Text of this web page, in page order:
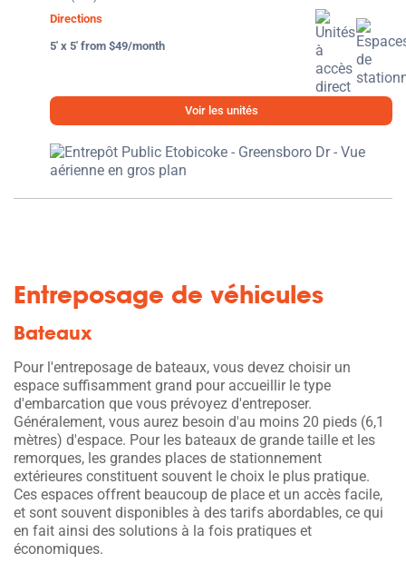
Directions
5' x 5' from $49/month
Voir les unités
Entreposage de véhicules
Bateaux
Pour l'entreposage de bateaux, vous devez choisir un
espace suffisamment grand pour accueillir le type
d'embarcation que vous prévoyez d'entreposer.
Généralement, vous aurez besoin d'au moins 20 pieds (6,1
mètres) d'espace. Pour les bateaux de grande taille et les
remorques, les grandes places de stationnement
extérieures constituent souvent le choix le plus pratique.
Ces espaces offrent beaucoup de place et un accès facile,
et sont souvent disponibles à des tarifs abordables, ce qui
en fait ainsi des solutions à la fois pratiques et
économiques.